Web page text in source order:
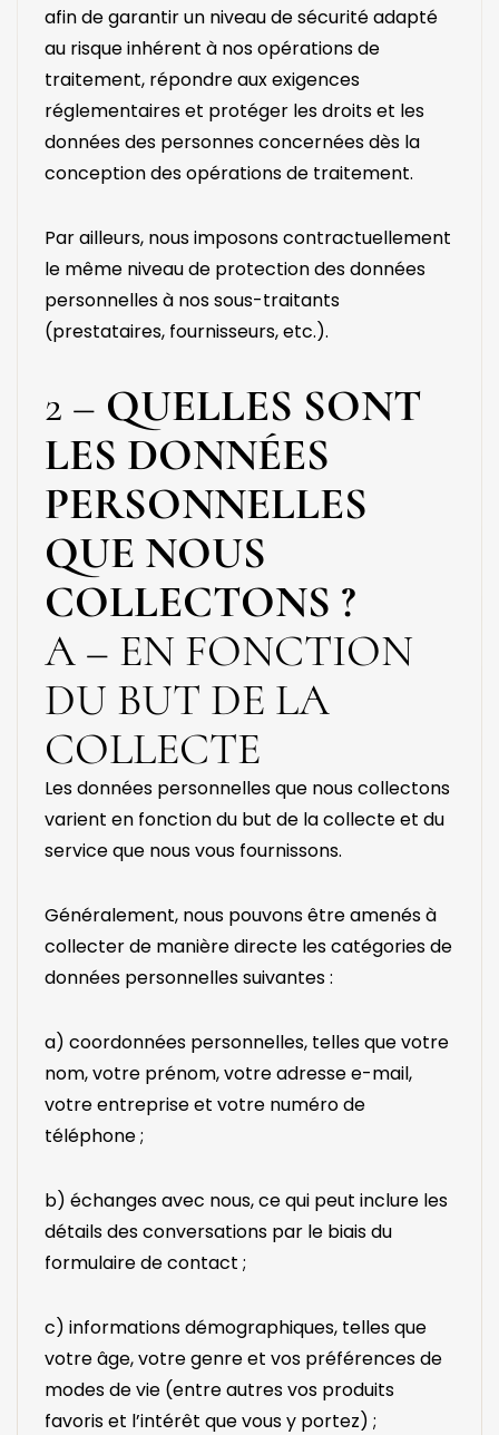
afin de garantir un niveau de sécurité adapté
au risque inhérent à nos opérations de
traitement, répondre aux exigences
réglementaires et protéger les droits et les
données des personnes concernées dès la
conception des opérations de traitement.
Par ailleurs, nous imposons contractuellement
le même niveau de protection des données
personnelles à nos sous-traitants
(prestataires, fournisseurs, etc.).
2 – QUELLES SONT
LES DONNÉES
PERSONNELLES
QUE NOUS
COLLECTONS ?
A – EN FONCTION
DU BUT DE LA
COLLECTE
Les données personnelles que nous collectons
varient en fonction du but de la collecte et du
service que nous vous fournissons.
Généralement, nous pouvons être amenés à
collecter de manière directe les catégories de
données personnelles suivantes :
a) coordonnées personnelles, telles que votre
nom, votre prénom, votre adresse e-mail,
votre entreprise et votre numéro de
téléphone ;
b) échanges avec nous, ce qui peut inclure les
détails des conversations par le biais du
formulaire de contact ;
c) informations démographiques, telles que
votre âge, votre genre et vos préférences de
modes de vie (entre autres vos produits
favoris et l’intérêt que vous y portez) ;